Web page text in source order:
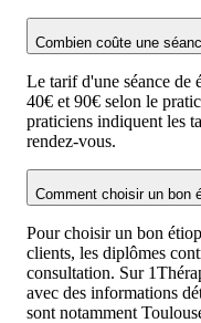
Combien coûte une
Le tarif d'une séance de
40€ et 90€ selon le
praticiens indiquent les
rendez-vous.
Comment choisir un bon
Pour choisir un bon
clients, les diplômes
consultation. Sur
avec des informations
sont notamment